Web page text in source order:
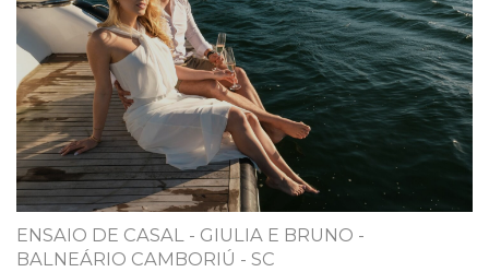
ENSAIO DE CASAL - GIULIA E BRUNO -
BALNEÁRIO CAMBORIÚ - SC